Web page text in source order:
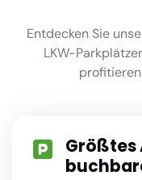
Entdecken Sie
LKW-
Größtes